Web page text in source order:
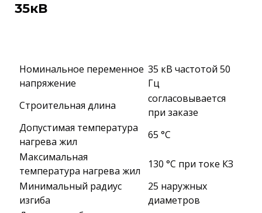
35кВ
Номинальное переменное
напряжение
35 кВ частотой 50
Гц
Строительная длина
согласовывается
при заказе
Допустимая температура
нагрева жил
65 °C
Максимальная
температура нагрева жил
130 °C при токе КЗ
Минимальный радиус
изгиба
25 наружных
диаметров